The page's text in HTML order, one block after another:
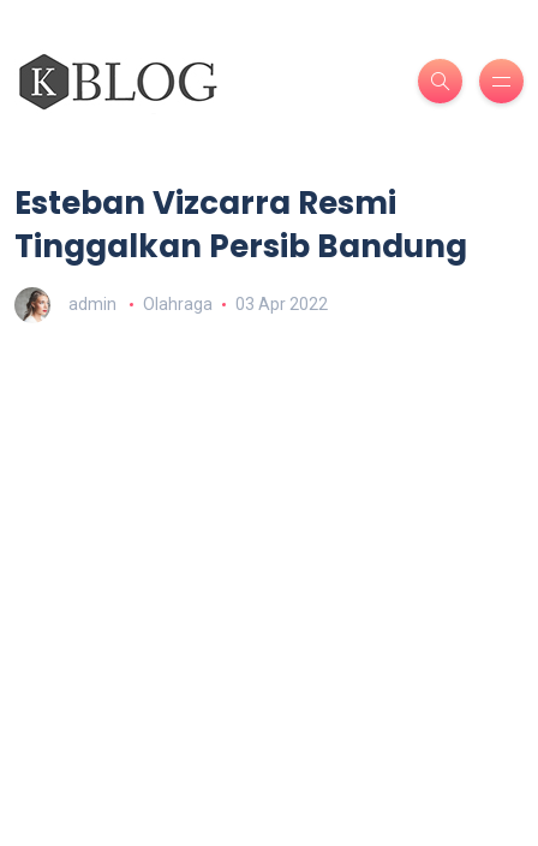
Esteban Vizcarra Resmi
Tinggalkan Persib Bandung
admin Olahraga 03 Apr 2022